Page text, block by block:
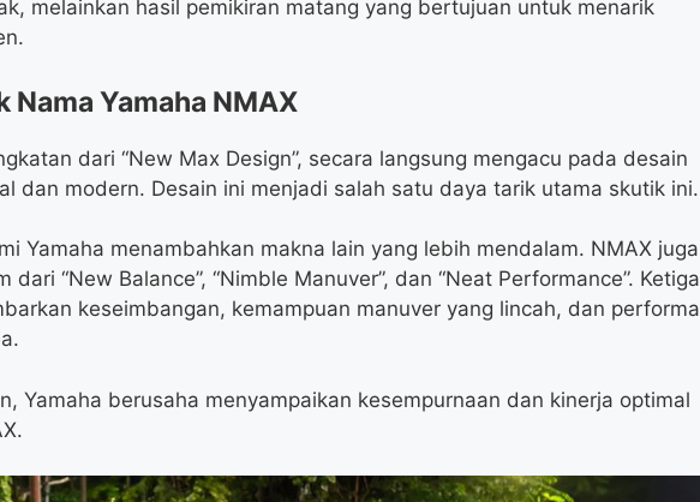
melainkan hasil pemikiran matang yang bertujuan untuk menarik
Nama Yamaha NMAX
dari “New Max Design”, secara langsung mengacu pada desain
dan modern. Desain ini menjadi salah satu daya tarik utama skutik ini.
Yamaha menambahkan makna lain yang lebih mendalam. NMAX juga
dari “New Balance”, “Nimble Manuver”, dan “Neat Performance”. Ketiga
keseimbangan, kemampuan manuver yang lincah, dan performa
Yamaha berusaha menyampaikan kesempurnaan dan kinerja optimal